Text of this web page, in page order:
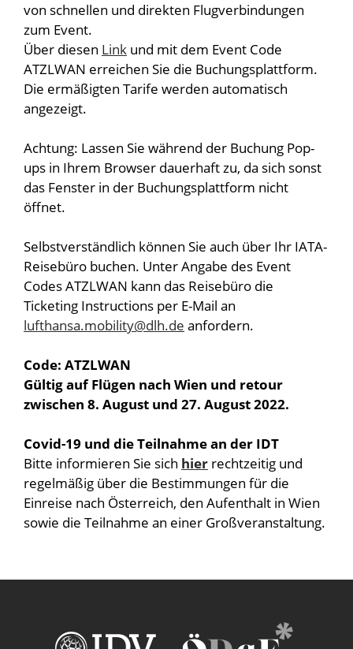
von schnellen und direkten Flugverbindungen
zum Event.
Über diesen Link und mit dem Event Code
ATZLWAN erreichen Sie die Buchungsplattform.
Die ermäßigten Tarife werden automatisch
angezeigt.
Achtung: Lassen Sie während der Buchung Pop-
ups in Ihrem Browser dauerhaft zu, da sich sonst
das Fenster in der Buchungsplattform nicht
öffnet.
Selbstverständlich können Sie auch über Ihr IATA-
Reisebüro buchen. Unter Angabe des Event
Codes ATZLWAN kann das Reisebüro die
Ticketing Instructions per E-Mail an
lufthansa.mobility@dlh.de anfordern.
Code: ATZLWAN
Gültig auf Flügen nach Wien und retour
zwischen 8. August und 27. August 2022.
Covid-19 und die Teilnahme an der IDT
Bitte informieren Sie sich hier rechtzeitig und
regelmäßig über die Bestimmungen für die
Einreise nach Österreich, den Aufenthalt in Wien
sowie die Teilnahme an einer Großveranstaltung.